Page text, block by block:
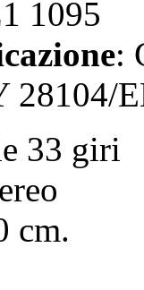
1095
:
28104/
33 giri
cm.